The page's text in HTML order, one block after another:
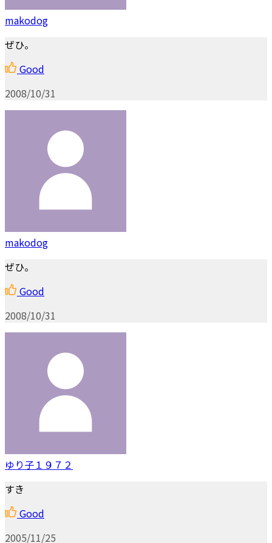
makodog
ぜひ。
Good
2008/10/31
makodog
ぜひ。
Good
2008/10/31
ゆり子１９７２
すき
Good
2005/11/25